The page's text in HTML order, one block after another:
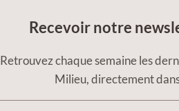
Recevoir notre
Retrouvez chaque semaine les
Milieu, directement